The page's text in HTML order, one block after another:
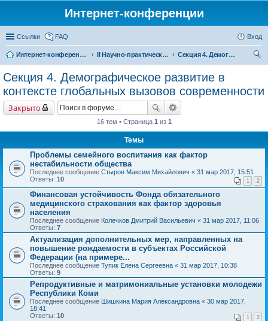
Интернет-конференции
Ссылки FAQ Вход
Интернет-конференции II Научно-практическая интернет-конференция «Глобальные вызовы и региональное развитие в зеркале социологических измерений» Актуальные проблемы российского общества в контексте новых вызовов современности
Секция 4. Демографическое развитие в контексте глобальных вызовов современности
Секция 4. Демографическое развитие в
контексте глобальных вызовов современности
Закрыто
16 тем • Страница 1 из 1
Темы
Проблемы семейного воспитания как фактор
нестабильности общества
Последнее сообщение Стыров Максим Михайлович « 31 мар 2017, 15:51
Ответы: 10 1 2
Финансовая устойчивость Фонда обязательного
медицинского страхования как фактор здоровья
населения
Последнее сообщение Колечков Дмитрий Васильевич « 31 мар 2017, 11:06
Ответы: 7
Актуализация дополнительных мер, направленных на
повышение рождаемости в субъектах Российской
Федерации (на примере...
Последнее сообщение Тупик Елена Сергеевна « 31 мар 2017, 10:38
Ответы: 9
Репродуктивные и матримониальные установки молодежи
Республики Коми
Последнее сообщение Шишкина Мария Александровна « 30 мар 2017,
18:41
Ответы: 10 1 2